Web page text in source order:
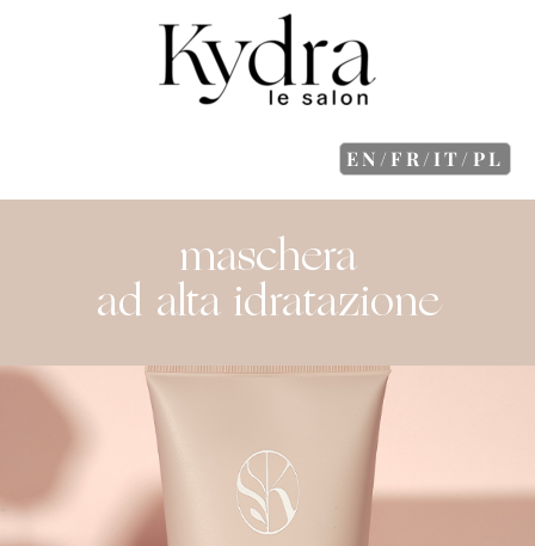
EN/FR/IT/PL
maschera
ad alta idratazione